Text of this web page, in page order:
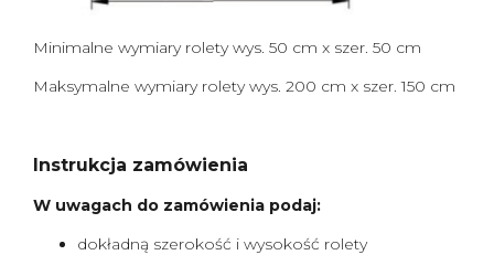
Minimalne wymiary rolety wys. 50 cm x szer. 50 cm
Maksymalne wymiary rolety wys. 200 cm x szer. 150 cm
Instrukcja zamówienia
W uwagach do zamówienia podaj:
dokładną szerokość i wysokość rolety